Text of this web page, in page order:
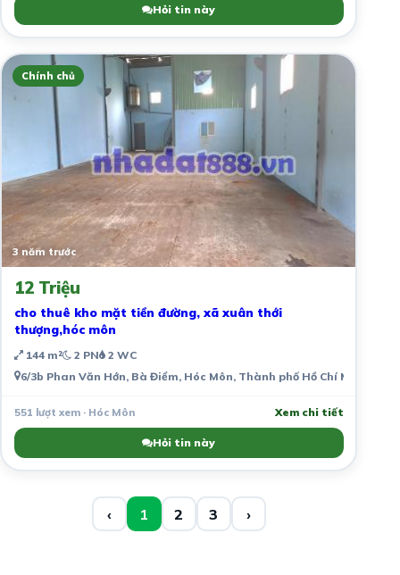
Hỏi tin này
Chính chủ
3 năm trước
12 Triệu
cho thuê kho mặt tiền đường, xã xuân thới
thượng,hóc môn
144 m² 2 PN 2 WC
6/3b Phan Văn Hớn, Bà Điểm, Hóc Môn, Thành phố Hồ Chí Minh,
551 lượt xem · Hóc Môn Xem chi tiết
Hỏi tin này
‹ 1 2 3 ›